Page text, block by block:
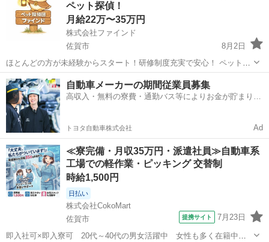
店舗 香川店/群...
ペット探偵！
月給22万〜35万円
株式会社ファインド
佐賀市
8月2日
ほとんどの方が未経験からスタート！研修制度充実で安心！ ペットと
飼い主さんの「再会」を創り出す、やりがいのあるお仕事です！ 私た
ちのビジョン：技術力と飼い主さんへの寄り添いで、日本一の迷子ペ
ット探しサービスを創る！ ...
佐賀 佐賀市 その他 スタッフ
自動車メーカーの期間従業員募集
高収入・無料の寮費・通勤バス等によりお金が貯まりや
トヨタ自動車株式会社 Ad
≪寮完備・月収35万円・派遣社員≫自動車系
工場での軽作業・ピッキング 交替制
時給1,500円
日払い
株式会社CokoMart
佐賀市
提携サイト 7月23日
即入社可×即入寮可 20代～40代の男女活躍中 女性も多く在籍中